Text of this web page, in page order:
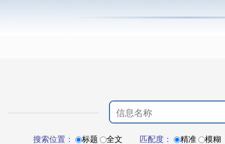
搜索位置： 标题 全文 匹配度： 精准 模糊